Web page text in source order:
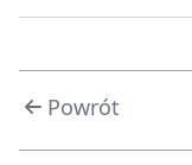
Powrót